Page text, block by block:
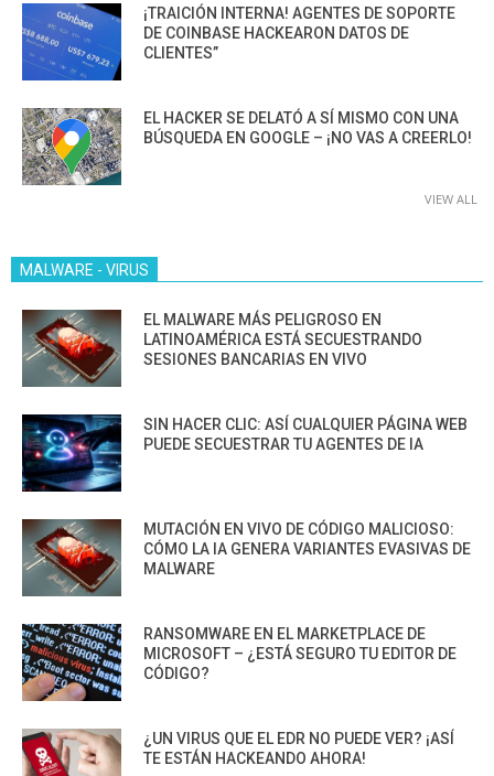
¡TRAICIÓN INTERNA! AGENTES DE SOPORTE
DE COINBASE HACKEARON DATOS DE
CLIENTES”
EL HACKER SE DELATÓ A SÍ MISMO CON UNA
BÚSQUEDA EN GOOGLE – ¡NO VAS A CREERLO!
VIEW ALL
MALWARE - VIRUS
EL MALWARE MÁS PELIGROSO EN
LATINOAMÉRICA ESTÁ SECUESTRANDO
SESIONES BANCARIAS EN VIVO
SIN HACER CLIC: ASÍ CUALQUIER PÁGINA WEB
PUEDE SECUESTRAR TU AGENTES DE IA
MUTACIÓN EN VIVO DE CÓDIGO MALICIOSO:
CÓMO LA IA GENERA VARIANTES EVASIVAS DE
MALWARE
RANSOMWARE EN EL MARKETPLACE DE
MICROSOFT – ¿ESTÁ SEGURO TU EDITOR DE
CÓDIGO?
¿UN VIRUS QUE EL EDR NO PUEDE VER? ¡ASÍ
TE ESTÁN HACKEANDO AHORA!